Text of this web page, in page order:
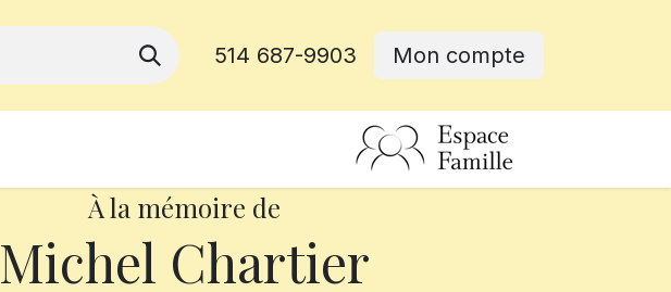
514 687-9903 Mon compte
À la mémoire de
Michel Chartier